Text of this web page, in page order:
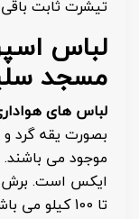
تیشرت ثابت
لباس
مسجد
لباس های
بصورت یقه گرد
موجود می
تا 100 کیلو می باشند. جنس تیشرت تمام پنبه می باشد.